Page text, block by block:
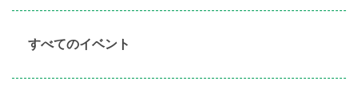
すべてのイベント